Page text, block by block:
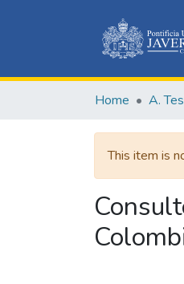
Home A.
This item is